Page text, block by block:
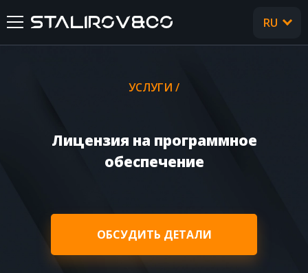
УСЛУГИ
CТАТЬИ
RU
УСЛУГИ /
Лицензия на программное
обеспечение
ОБСУДИТЬ ДЕТАЛИ